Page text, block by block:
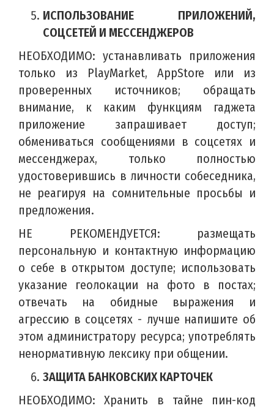
ИСПОЛЬЗОВАНИЕ ПРИЛОЖЕНИЙ,
СОЦСЕТЕЙ И МЕССЕНДЖЕРОВ
НЕОБХОДИМО: устанавливать приложения
только из PlayMarket, AppStore или из
проверенных источников; обращать
внимание, к каким функциям гаджета
приложение запрашивает доступ;
обмениваться сообщениями в соцсетях и
мессенджерах, только полностью
удостоверившись в личности собеседника,
не реагируя на сомнительные просьбы и
предложения.
НЕ РЕКОМЕНДУЕТСЯ: размещать
персональную и контактную информацию
о себе в открытом доступе; использовать
указание геолокации на фото в постах;
отвечать на обидные выражения и
агрессию в соцсетях - лучше напишите об
этом администратору ресурса; употреблять
ненормативную лексику при общении.
ЗАЩИТА БАНКОВСКИХ КАРТОЧЕК
НЕОБХОДИМО: Хранить в тайне пин-код